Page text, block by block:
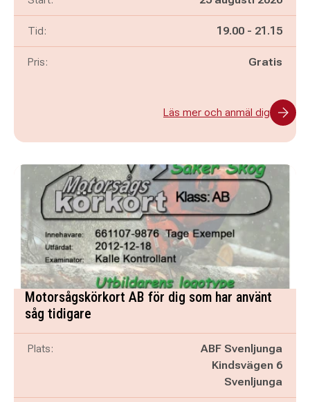
Tid: Pågår mellan
19.00 - och
21.15
Pris: Gratis
Läs mer och anmäl dig
Motorsågskörkort AB för dig som har använt
såg tidigare
Plats:
ABF Svenljunga
Kindsvägen 6
Svenljunga